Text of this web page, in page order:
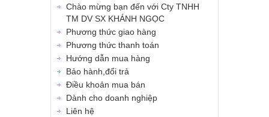
Chào mừng bạn đến với Cty TNHH
TM DV SX KHÁNH NGỌC
Phương thức giao hàng
Phương thức thanh toán
Hướng dẫn mua hàng
Bảo hành,đổi trả
Điều khoản mua bán
Dành cho doanh nghiệp
Liên hệ